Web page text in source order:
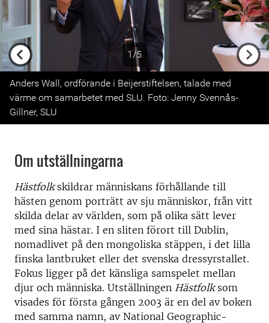
1/5
Previous
Anders Wall, ordförande i Beijerstiftelsen, talade med
värme om samarbetet med SLU. Foto: Jenny Svennås-
Gillner, SLU
Om utställningarna
Hästfolkskildrar människans förhållande till
hästen genom porträtt av sju människor, från vitt
skilda delar av världen, som på olika sätt lever
med sina hästar. I en sliten förort till Dublin,
nomadlivet på den mongoliska stäppen, i det lilla
finska lantbruket eller det svenska dressyrstallet.
Fokus ligger på det känsliga samspelet mellan
djur och människa. Utställningen Hästfolksom
visades för första gången 2003 är en del av boken
med samma namn, av National Geographic-